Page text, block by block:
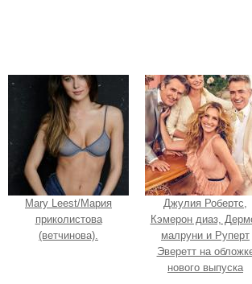
Mary Leest/Мария
приколистова
(ветчинова).
Джулия Робертс,
Кэмерон диаз,
малруни и Руперт
Эверетт на
нового выпуска